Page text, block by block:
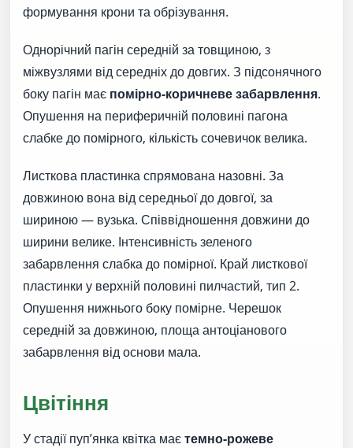
формування крони та обрізування.
Однорічний пагін середній за товщиною, з
міжвузлями від середніх до довгих. З підсонячного
боку пагін має помірно-коричневе забарвлення.
Опушення на периферичній половині пагона
слабке до помірного, кількість сочевичок велика.
Листкова пластинка спрямована назовні. За
довжиною вона від середньої до довгої, за
шириною — вузька. Співвідношення довжини до
ширини велике. Інтенсивність зеленого
забарвлення слабка до помірної. Край листкової
пластинки у верхній половині пилчастий, тип 2.
Опушення нижнього боку помірне. Черешок
середній за довжиною, площа антоціанового
забарвлення від основи мала.
Цвітіння
У стадії пуп’янка квітка маєтемно-рожеве